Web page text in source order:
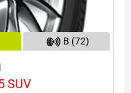
B (72)
SUV